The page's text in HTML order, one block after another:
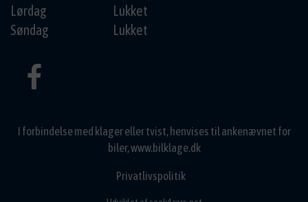
Lørdag
Lukket
Søndag
Lukket
I forbindelse med klager eller tvist, henvises til ankenævnet for
biler,www.bilklage.dk
Privatlivspolitik